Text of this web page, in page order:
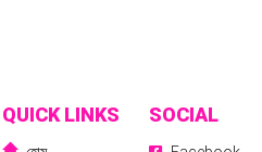
QUICK LINKS SOCIAL